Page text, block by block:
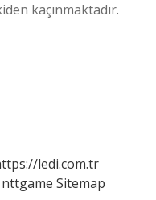
kaçınmaktadır.
ledi.com.tr
nttgame Sitemap